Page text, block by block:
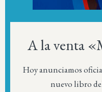
A la venta
Hoy anunciamos
nuevo libro